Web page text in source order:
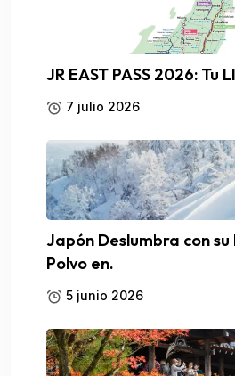
JR EAST PASS 2026: Tu
7 julio 2026
Japón Deslumbra con su
Polvo en.
5 junio 2026